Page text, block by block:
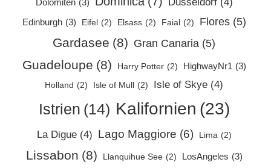
Dolomiten (3)
Edinburgh (3) Eifel (2) Elsass (2) Faial (2) Flores (5)
Gardasee (8) Gran Canaria (5)
Guadeloupe (8) Harry Potter (2) HighwayNr1 (3)
Holland (2) Isle of Mull (2) Isle of Skye (4)
Istrien (14) Kalifornien (23)
La Digue (4) Lago Maggiore (6) Lima (2)
Lissabon (8) Llanquihue See (2) LosAngeles (3)